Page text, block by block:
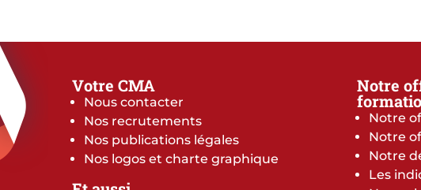
Votre CMA
Nous contacter
Nos recrutements
Nos publications légales
Nos logos et charte graphique
Notre
Notre
Notre
Notre
Les